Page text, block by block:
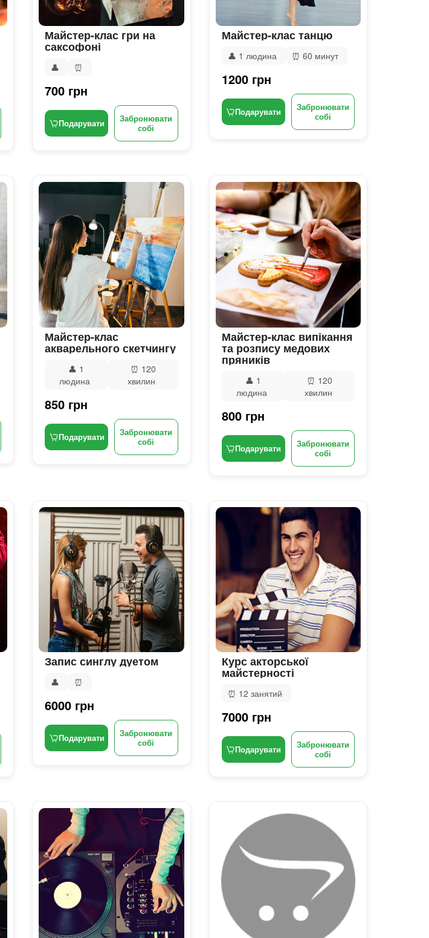
Майстер-клас гри на
саксофоні
👤 ⏰
700 грн
Подарувати
Забронювати
собі
Майстер-клас танцю
👤 1 людина ⏰ 60 минут
1200 грн
Подарувати
Забронювати
собі
Майстер-клас
акварельного скетчингу
👤 1
людина
⏰ 120
хвилин
850 грн
Подарувати
Забронювати
собі
Майстер-клас випікання
та розпису медових
пряників
👤 1
людина
⏰ 120
хвилин
800 грн
Подарувати
Забронювати
собі
Запис синглу дуетом
👤 ⏰
6000 грн
Подарувати
Забронювати
собі
Курс акторської
майстерності
⏰ 12 занятий
7000 грн
Подарувати
Забронювати
собі